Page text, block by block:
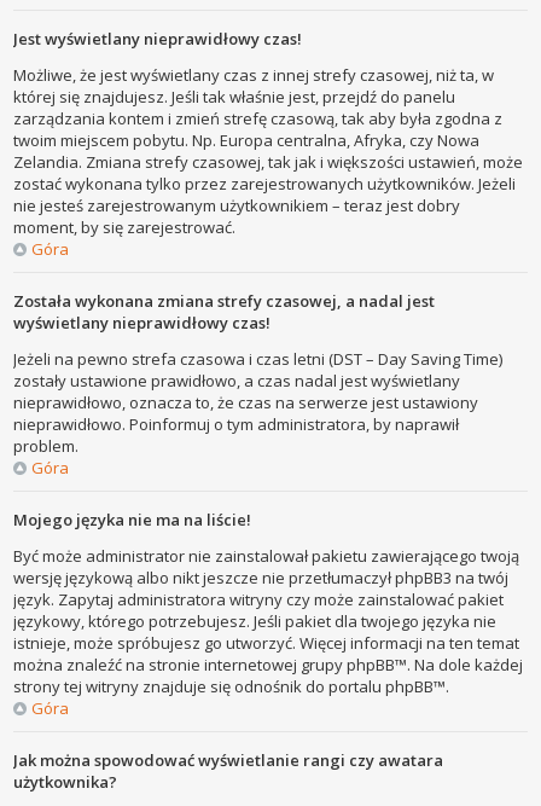
Jest wyświetlany nieprawidłowy czas!
Możliwe, że jest wyświetlany czas z innej strefy czasowej, niż ta, w
której się znajdujesz. Jeśli tak właśnie jest, przejdź do panelu
zarządzania kontem i zmień strefę czasową, tak aby była zgodna z
twoim miejscem pobytu. Np. Europa centralna, Afryka, czy Nowa
Zelandia. Zmiana strefy czasowej, tak jak i większości ustawień, może
zostać wykonana tylko przez zarejestrowanych użytkowników. Jeżeli
nie jesteś zarejestrowanym użytkownikiem – teraz jest dobry
moment, by się zarejestrować.
Góra
Została wykonana zmiana strefy czasowej, a nadal jest
wyświetlany nieprawidłowy czas!
Jeżeli na pewno strefa czasowa i czas letni (DST – Day Saving Time)
zostały ustawione prawidłowo, a czas nadal jest wyświetlany
nieprawidłowo, oznacza to, że czas na serwerze jest ustawiony
nieprawidłowo. Poinformuj o tym administratora, by naprawił
problem.
Góra
Mojego języka nie ma na liście!
Być może administrator nie zainstalował pakietu zawierającego twoją
wersję językową albo nikt jeszcze nie przetłumaczył phpBB3 na twój
język. Zapytaj administratora witryny czy może zainstalować pakiet
językowy, którego potrzebujesz. Jeśli pakiet dla twojego języka nie
istnieje, może spróbujesz go utworzyć. Więcej informacji na ten temat
można znaleźć na stronie internetowej grupy phpBB™. Na dole każdej
strony tej witryny znajduje się odnośnik do portalu phpBB™.
Góra
Jak można spowodować wyświetlanie rangi czy awatara
użytkownika?